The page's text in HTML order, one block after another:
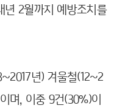
년 2월까지 예방조치를
년) 겨울철(12~2
며, 이중 9건(30%)이